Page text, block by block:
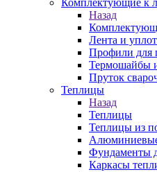
Комплектующие к
Назад
Лента и
Профили для
Термошайбы
Пруток
Теплицы
Назад
Теплицы
Теплицы из
Фундаменты
Каркасы